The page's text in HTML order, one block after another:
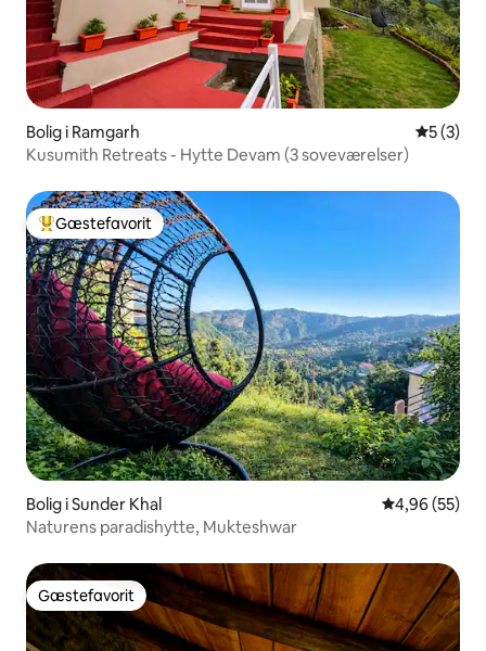
Bolig i Ramgarh 5 ud af 5
5 (3)
Kusumith Retreats - Hytte Devam (3 soveværelser)
Bedste gæstefavorit
Gæstefavorit
Bolig i Sunder Khal 4,96 ud af 5 i
4,96 (55)
Naturens paradishytte, Mukteshwar
Gæstefavorit
Gæstefavorit